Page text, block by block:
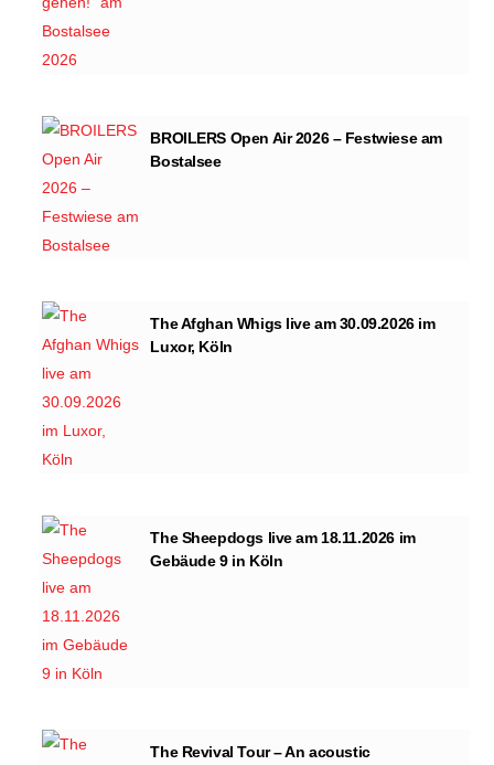
BROILERS Open Air 2026 – Festwiese am
Bostalsee
The Afghan Whigs live am 30.09.2026 im
Luxor, Köln
The Sheepdogs live am 18.11.2026 im
Gebäude 9 in Köln
The Revival Tour – An acoustic